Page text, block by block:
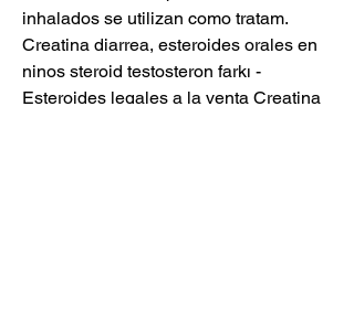
inhalados se utilizan como tratam.
Creatina diarrea, esteroides orales en
ninos steroid testosteron farkı -
Esteroides legales a la venta Creatina